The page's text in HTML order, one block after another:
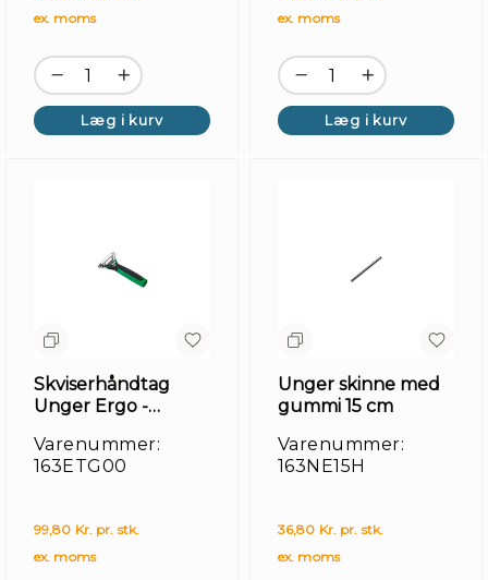
ex. moms
Læg i kurv
ex. moms
Læg i kurv
Skviserhåndtag
Unger Ergo -
Varenummer:
163ETG00
99,80 Kr. pr. stk.
ex. moms
Unger skinne med
gummi 15 cm
Varenummer:
163NE15H
36,80 Kr. pr. stk.
ex. moms